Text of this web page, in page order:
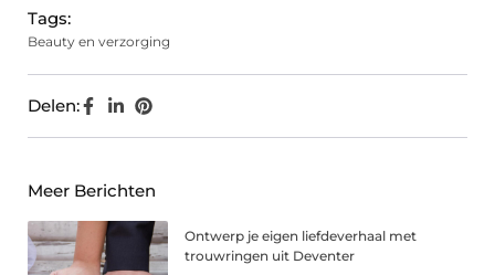
Tags:
Beauty en verzorging
Delen:
Meer Berichten
Ontwerp je eigen liefdeverhaal met
trouwringen uit Deventer